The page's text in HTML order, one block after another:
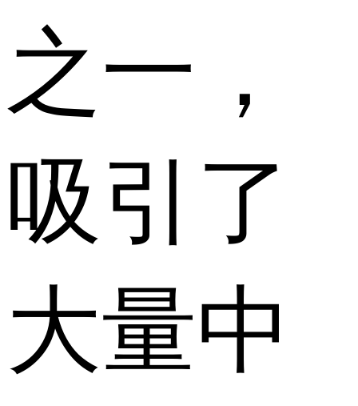
之一，
吸引了
大量中